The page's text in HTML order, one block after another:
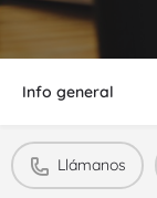
Info general
Llámanos